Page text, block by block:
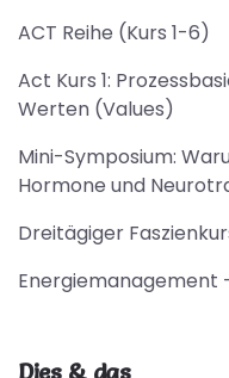
ACT Reihe (Kurs 1-6)
Act Kurs 1:
Werten (Values)
Mini-Symposium:
Hormone und
Dreitägiger
Energiemanagement
Dies & das